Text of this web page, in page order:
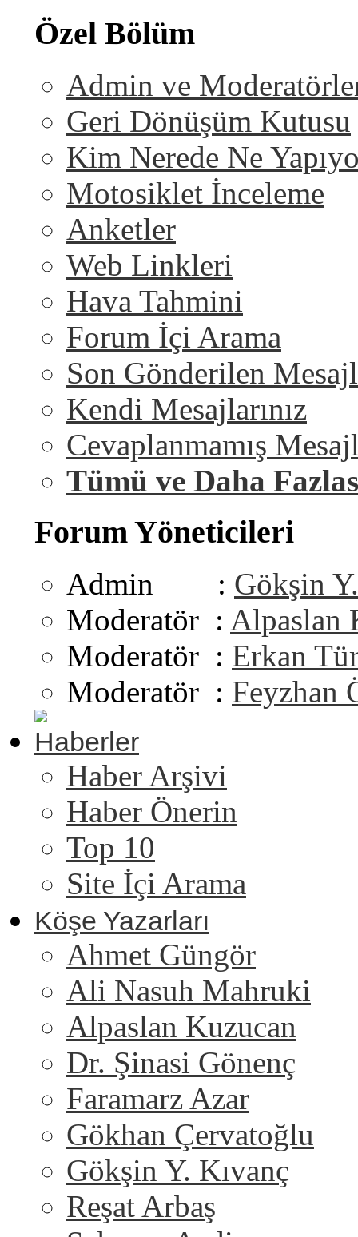
Özel Bölüm
Admin ve
Geri Dönüşüm Kutusu
Kim Nerede Ne
Motosiklet İnceleme
Anketler
Web Linkleri
Hava Tahmini
Forum İçi Arama
Son Gönderilen
Kendi Mesajlarınız
Cevaplanmamış
Tümü ve Daha
Forum Yöneticileri
Admin : Gökşin
Moderatör : Alpaslan
Moderatör : Erkan
Moderatör : Feyzhan
Haberler
Haber Arşivi
Haber Önerin
Top 10
Site İçi Arama
Köşe Yazarları
Ahmet Güngör
Ali Nasuh Mahruki
Alpaslan Kuzucan
Dr. Şinasi Gönenç
Faramarz Azar
Gökhan Çervatoğlu
Gökşin Y. Kıvanç
Reşat Arbaş